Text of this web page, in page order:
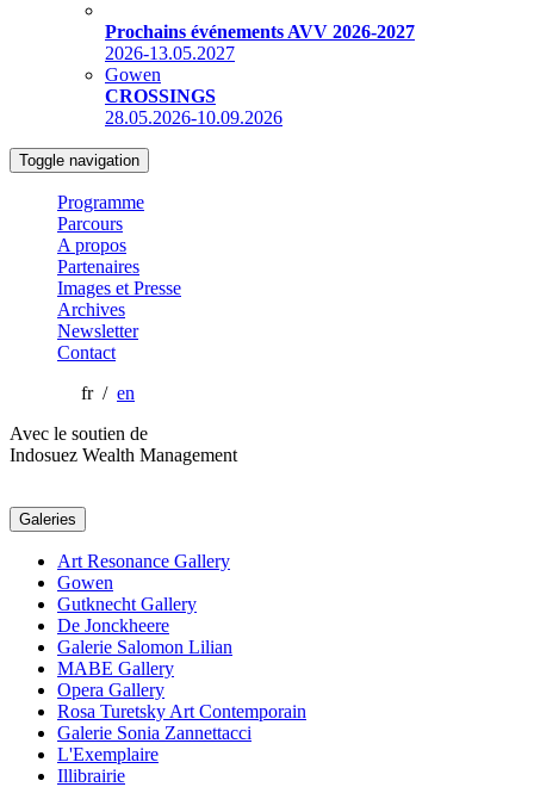
Prochains événements AVV 2026-2027
2026-13.05.2027
Gowen
CROSSINGS
28.05.2026-10.09.2026
Toggle navigation
Programme
Parcours
A propos
Partenaires
Images et Presse
Archives
Newsletter
Contact
fr / en
Avec le soutien de
Indosuez Wealth Management
Galeries
Art Resonance Gallery
Gowen
Gutknecht Gallery
De Jonckheere
Galerie Salomon Lilian
MABE Gallery
Opera Gallery
Rosa Turetsky Art Contemporain
Galerie Sonia Zannettacci
L'Exemplaire
Illibrairie